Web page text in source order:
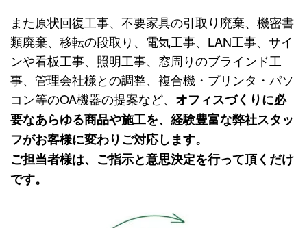
また原状回復工事、不要家具の引取り廃棄、機密書
類廃棄、移転の段取り、電気工事、LAN工事、サイ
ンや看板工事、照明工事、窓周りのブラインド工
事、管理会社様との調整、複合機・プリンタ・パソ
コン等のOA機器の提案など、 オフィスづくりに必
要なあらゆる商品や施工を、経験豊富な弊社スタッ
フがお客様に変わりご対応します。
ご担当者様は、ご指示と意思決定を行って頂くだけ
です。